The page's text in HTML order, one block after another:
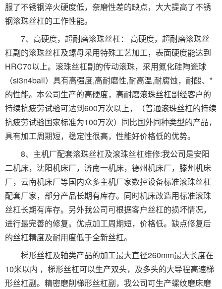
服了不锈钢淬火硬度低，奈磨性差的缺点，大大提高了不锈
钢滚珠丝杠的工作性能。
7、高硬度，超耐磨滚珠丝杠： 高硬度，超耐磨滚珠丝
杠副的滚珠丝杠及螺母采用特殊工艺加工，表面硬度能达到
HRC70以上。滚珠丝杠副的传动滚珠，采用氮化硅陶瓷球
（si3n4ball）具有高强度,高耐磨性,耐高温,耐腐蚀，耐酸、*
的性能。本公司生产的高硬度，高耐磨滚珠丝杠副经客户的
持续抗疲劳试验可达到600万次以上，（普通滚珠丝杠的持续
抗疲劳试验国家标准为100万次）同比国外同种类型的产品，
具有加工周期短，稳定性很高，性能好价格低的优势。
8、主机厂配套滚珠丝杠及滚珠丝杠维修:我公司是安阳
二机床，沈阳机床厂，济南一机床，德州机床厂，滕州机床
厂，云南机床厂等国内众多主机厂家数控设备标准滚珠丝杠
配套厂家，部分产品长期有库存。同时机床改造用标准滚珠
丝杠长期有库存。另外我公司可根据客户丝杠的损坏情况，
进行最完善的修复。优点加工周期短，价格低。缺点修复后
的丝杠精度及耐用度低于全新丝杠。
梯形丝杠及轴类产品的加工最大直径260mm最大长度在
10米以内 ，梯形丝杠可以生产双头，及多头的大导程高速梯
形丝杠副。精密磨削梯形丝杠副，我公司可生产螺纹磨床磨